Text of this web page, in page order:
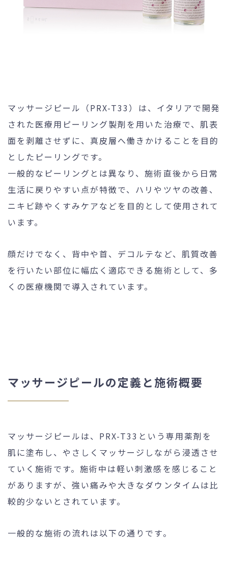
マッサージピール（PRX-T33）は、イタリアで開発
された医療用ピーリング製剤を用いた治療で、肌表
面を剥離させずに、真皮層へ働きかけることを目的
としたピーリングです。
一般的なピーリングとは異なり、施術直後から日常
生活に戻りやすい点が特徴で、ハリやツヤの改善、
ニキビ跡やくすみケアなどを目的として使用されて
います。
顔だけでなく、背中や首、デコルテなど、肌質改善
を行いたい部位に幅広く適応できる施術として、多
くの医療機関で導入されています。
マッサージピールの定義と施術概要
マッサージピールは、PRX-T33という専用薬剤を
肌に塗布し、やさしくマッサージしながら浸透させ
ていく施術です。施術中は軽い刺激感を感じること
がありますが、強い痛みや大きなダウンタイムは比
較的少ないとされています。
一般的な施術の流れは以下の通りです。